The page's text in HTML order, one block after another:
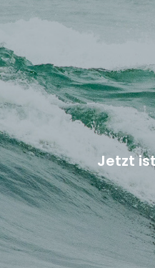
Jetzt